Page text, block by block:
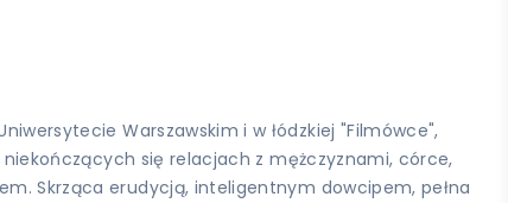
Warszawskim i w łódzkiej "Filmówce",
się relacjach z mężczyznami, córce,
Skrząca erudycją, inteligentnym dowcipem, pełna